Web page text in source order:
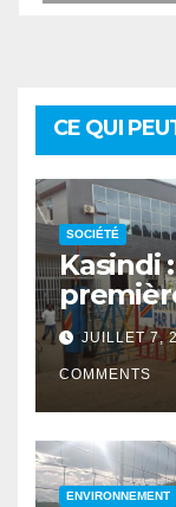
CE QUI
SOCIÉTÉ
Kasindi
JUILLET 7,
COMMENTS
ENVIRONNEMENT